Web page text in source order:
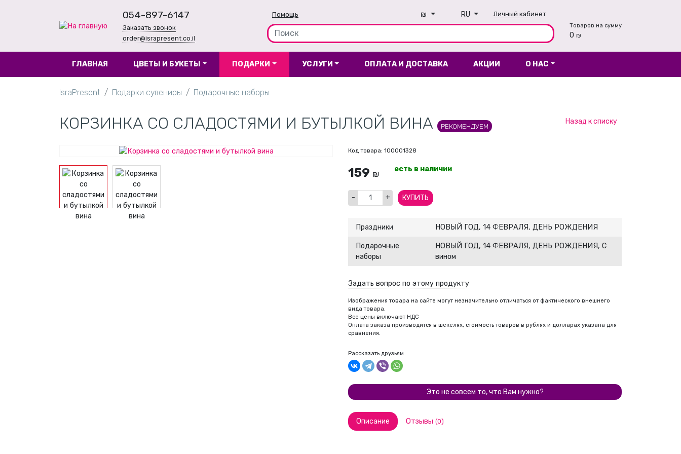
054-897-6147
Заказать звонок
order@israpresent.co.il
₪ RU Личный кабинет
Помощь
Товаров на сумму
0 ₪
ГЛАВНАЯ ЦВЕТЫ И БУКЕТЫ ПОДАРКИ УСЛУГИ ОПЛАТА И ДОСТАВКА АКЦИИ О НАС
IsraPresent Подарки сувениры Подарочные наборы
КОРЗИНКА СО СЛАДОСТЯМИ И БУТЫЛКОЙ ВИНА РЕКОМЕНДУЕМ
Назад к списку
Код товара: 100001328
159 ₪
есть в наличии
- + КУПИТЬ
Праздники НОВЫЙ ГОД, 14 ФЕВРАЛЯ, ДЕНЬ РОЖДЕНИЯ
Подарочные
наборы
НОВЫЙ ГОД, 14 ФЕВРАЛЯ, ДЕНЬ РОЖДЕНИЯ, С
вином
Задать вопрос по этому продукту
Изображения товара на сайте могут незначительно отличаться от фактического внешнего
вида товара.
Все цены включают НДС
Оплата заказа производится в шекелях, стоимость товаров в рублях и долларах указана для
сравнения.
Рассказать друзьям
Это не совсем то, что Вам нужно?
Описание Отзывы (0)